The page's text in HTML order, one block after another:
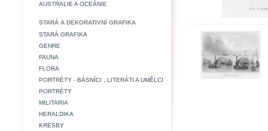
AUSTRALIE A OCEÁNIE
STARÁ A DEKORATIVNÍ GRAFIKA
STARÁ GRAFIKA
GENRE
FAUNA
FLORA
PORTRÉTY - BÁSNÍCI , LITERÁTI A UMĚLCI
PORTRÉTY
MILITARIA
HERALDIKA
KRESBY